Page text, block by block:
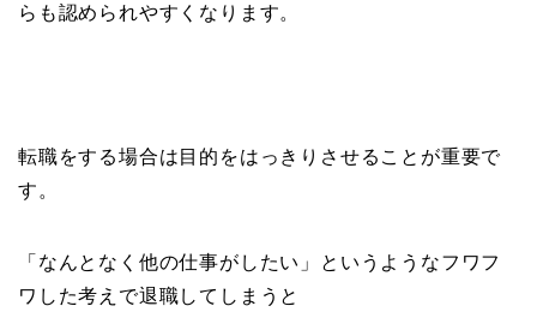
らも認められやすくなります。
転職をする場合は目的をはっきりさせることが重要で
す。
「なんとなく他の仕事がしたい」というようなフワフ
ワした考えで退職してしまうと